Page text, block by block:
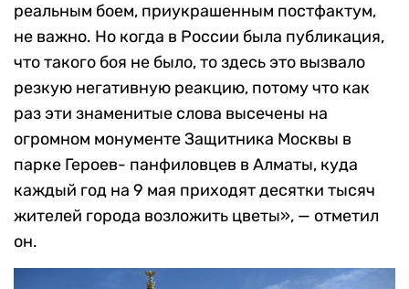
реальным боем, приукрашенным постфактум,
не важно. Но когда в России была публикация,
что такого боя не было, то здесь это вызвало
резкую негативную реакцию, потому что как
раз эти знаменитые слова высечены на
огромном монументе Защитника Москвы в
парке Героев- панфиловцев в Алматы, куда
каждый год на 9 мая приходят десятки тысяч
жителей города возложить цветы», — отметил
он.